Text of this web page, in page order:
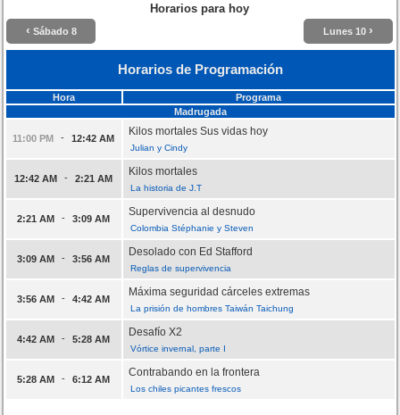
Horarios para hoy
‹ Sábado 8 Lunes 10 ›
Horarios de Programación
Hora
Programa
Madrugada
11:00 PM - 12:42 AM
Kilos mortales Sus vidas hoy
Julian y Cindy
12:42 AM - 2:21 AM
Kilos mortales
La historia de J.T
2:21 AM - 3:09 AM
Supervivencia al desnudo
Colombia Stéphanie y Steven
3:09 AM - 3:56 AM
Desolado con Ed Stafford
Reglas de supervivencia
3:56 AM - 4:42 AM
Máxima seguridad cárceles extremas
La prisión de hombres Taiwán Taichung
4:42 AM - 5:28 AM
Desafío X2
Vórtice invernal, parte I
5:28 AM - 6:12 AM
Contrabando en la frontera
Los chiles picantes frescos